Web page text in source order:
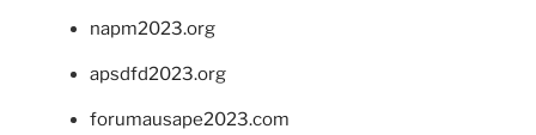
napm2023.org
apsdfd2023.org
forumausape2023.com